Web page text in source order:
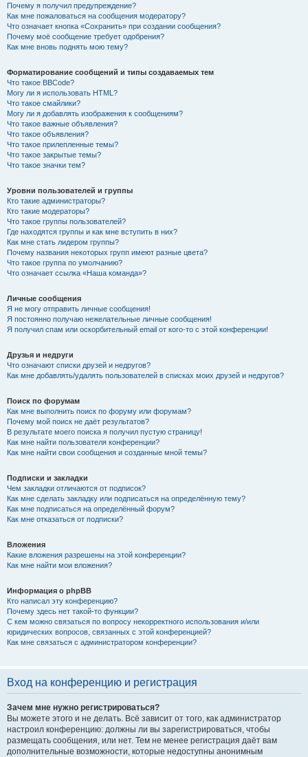
Почему я получил предупреждение?
Как мне пожаловаться на сообщения модератору?
Что означает кнопка «Сохранить» при создании сообщения?
Почему моё сообщение требует одобрения?
Как мне вновь поднять мою тему?
Форматирование сообщений и типы создаваемых тем
Что такое BBCode?
Могу ли я использовать HTML?
Что такое смайлики?
Могу ли я добавлять изображения к сообщениям?
Что такое важные объявления?
Что такое объявления?
Что такое прилепленные темы?
Что такое закрытые темы?
Что такое значки тем?
Уровни пользователей и группы
Кто такие администраторы?
Кто такие модераторы?
Что такое группы пользователей?
Где находятся группы и как мне вступить в них?
Как мне стать лидером группы?
Почему названия некоторых групп имеют разные цвета?
Что такое группа по умолчанию?
Что означает ссылка «Наша команда»?
Личные сообщения
Я не могу отправить личные сообщения!
Я постоянно получаю нежелательные личные сообщения!
Я получил спам или оскорбительный email от кого-то с этой конференции!
Друзья и недруги
Что означают списки друзей и недругов?
Как мне добавлять/удалять пользователей в списках моих друзей и недругов?
Поиск по форумам
Как мне выполнить поиск по форуму или форумам?
Почему мой поиск не даёт результатов?
В результате моего поиска я получил пустую страницу!
Как мне найти пользователя конференции?
Как мне найти свои сообщения и созданные мной темы?
Подписки и закладки
Чем закладки отличаются от подписок?
Как мне сделать закладку или подписаться на определённую тему?
Как мне подписаться на определённый форум?
Как мне отказаться от подписки?
Вложения
Какие вложения разрешены на этой конференции?
Как мне найти мои вложения?
Информация о phpBB
Кто написал эту конференцию?
Почему здесь нет такой-то функции?
С кем можно связаться по вопросу некорректного использования и/или
юридических вопросов, связанных с этой конференцией?
Как мне связаться с администратором конференции?
Вход на конференцию и регистрация
Зачем мне нужно регистрироваться?
Вы можете этого и не делать. Всё зависит от того, как администратор
настроил конференцию: должны ли вы зарегистрироваться, чтобы
размещать сообщения, или нет. Тем не менее регистрация даёт вам
дополнительные возможности, которые недоступны анонимным